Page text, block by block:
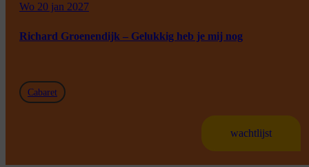
Wo 20 jan 2027
Richard Groenendijk – Gelukkig heb je mij nog
Cabaret
wachtlijst